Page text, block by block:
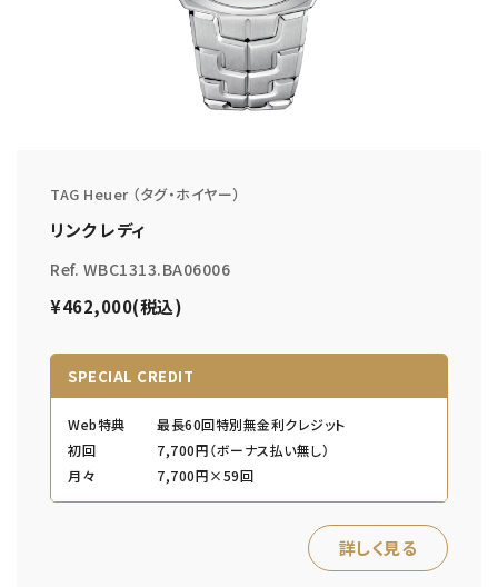
TAG Heuer （タグ・ホイヤー）
リンク レディ
Ref. WBC1313.BA06006
¥462,000(税込)
SPECIAL CREDIT
Web特典
最長60回特別無金利クレジット
初回
7,700円（ボーナス払い無し）
月々
7,700円×59回
詳しく見る